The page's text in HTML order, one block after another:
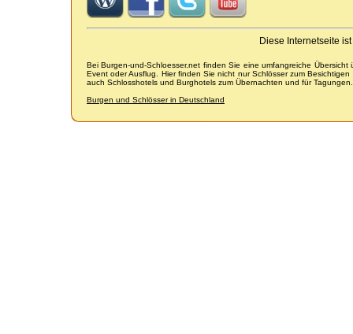
Diese Internetseite
Bei Burgen-und-Schloesser.net finden Sie eine umfangreiche
Event oder Ausflug. Hier finden Sie nicht nur Schlösser zum
auch Schlosshotels und Burghotels zum Übernachten und für Tagungen.
Burgen und Schlösser in Deutschland